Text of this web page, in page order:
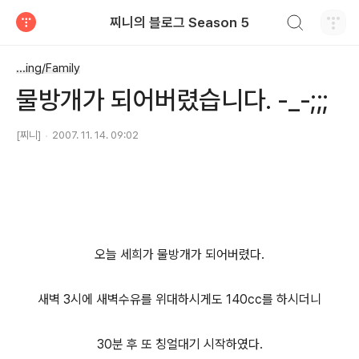
찌니의 블로그 Season 5
...ing/Family
물방개가 되어버렸습니다. -_-;;;
[찌니] 2007. 11. 14. 09:02
오늘 세희가 물방개가 되어버렸다.
새벽 3시에 새벽수유를 위대하시게도 140cc를 하시더니
30분 후 또 칭얼대기 시작하였다.